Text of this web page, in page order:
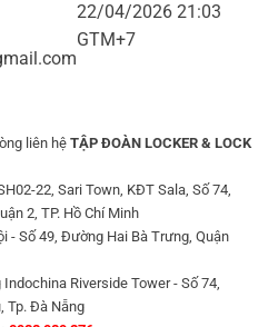
22/04/2026 21:03
GTM+7
liên hệTẬP ĐOÀN LOCKER & LOCK
22, Sari Town, KĐT Sala, Số 74,
2, TP. Hồ Chí Minh
- Số 49, Đường Hai Bà Trưng, Quận
Riverside Tower - Số 74,
Tp. Đà Nẵng